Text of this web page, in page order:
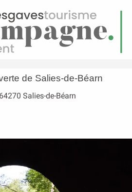
de Salies-de-Béarn
de Salies-de-Béarn
Salies-de-Béarn